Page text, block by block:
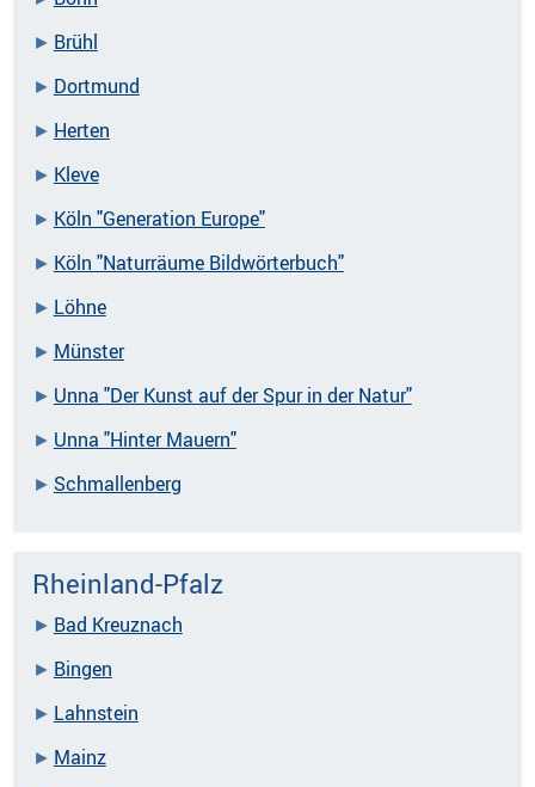
Brühl
Dortmund
Herten
Kleve
Köln "Generation Europe"
Köln "Naturräume Bildwörterbuch"
Löhne
Münster
Unna "Der Kunst auf der Spur in der Natur"
Unna "Hinter Mauern"
Schmallenberg
Rheinland-Pfalz
Bad Kreuznach
Bingen
Lahnstein
Mainz